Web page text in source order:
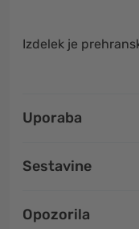
Izdelek je
Uporaba
Sestavine
Opozorila